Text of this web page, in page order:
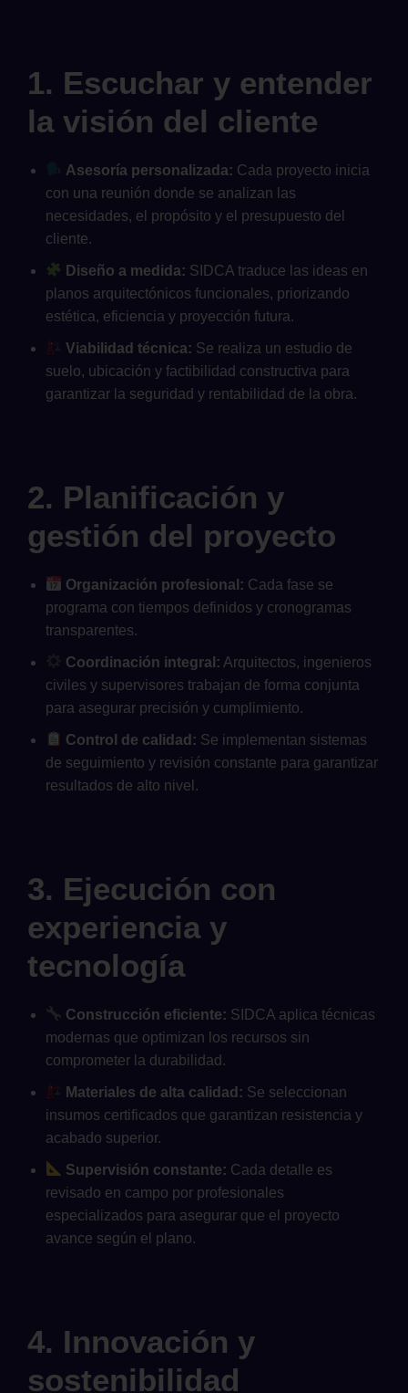
1. Escuchar y entender
la visión del cliente
Asesoría personalizada: Cada proyecto inicia
con una reunión donde se analizan las
necesidades, el propósito y el presupuesto del
cliente.
Diseño a medida: SIDCA traduce las ideas en
planos arquitectónicos funcionales, priorizando
estética, eficiencia y proyección futura.
Viabilidad técnica: Se realiza un estudio de
suelo, ubicación y factibilidad constructiva para
garantizar la seguridad y rentabilidad de la obra.
2. Planificación y
gestión del proyecto
Organización profesional: Cada fase se
programa con tiempos definidos y cronogramas
transparentes.
Coordinación integral: Arquitectos, ingenieros
civiles y supervisores trabajan de forma conjunta
para asegurar precisión y cumplimiento.
Control de calidad: Se implementan sistemas
de seguimiento y revisión constante para garantizar
resultados de alto nivel.
3. Ejecución con
experiencia y
tecnología
Construcción eficiente: SIDCA aplica técnicas
modernas que optimizan los recursos sin
comprometer la durabilidad.
Materiales de alta calidad: Se seleccionan
insumos certificados que garantizan resistencia y
acabado superior.
Supervisión constante: Cada detalle es
revisado en campo por profesionales
especializados para asegurar que el proyecto
avance según el plano.
4. Innovación y
sostenibilidad